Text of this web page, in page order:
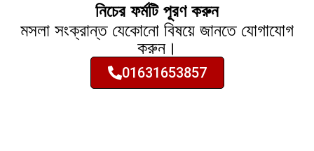
নিচের ফর্মটি পূরণ করুন
মসলা সংক্রান্ত যেকোনো বিষয়ে জানতে যোগাযোগ
করুন।
01631653857